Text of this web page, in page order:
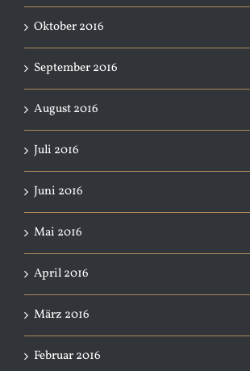
Oktober 2016
September 2016
August 2016
Juli 2016
Juni 2016
Mai 2016
April 2016
März 2016
Februar 2016